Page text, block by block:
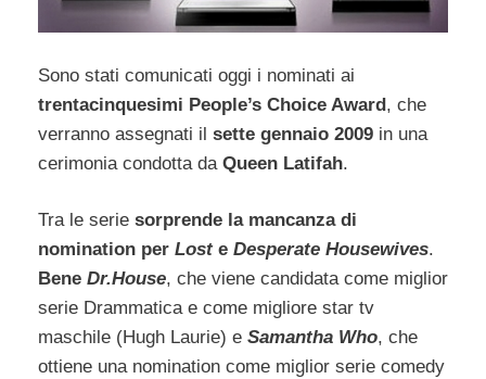
Sono stati comunicati oggi i nominati ai
trentacinquesimi People’s Choice Award, che
verranno assegnati il sette gennaio 2009 in una
cerimonia condotta da Queen Latifah.
Tra le serie sorprende la mancanza di
nomination per Loste Desperate Housewives.
Bene Dr.House, che viene candidata come miglior
serie Drammatica e come migliore star tv
maschile (Hugh Laurie) e Samantha Who, che
ottiene una nomination come miglior serie comedy